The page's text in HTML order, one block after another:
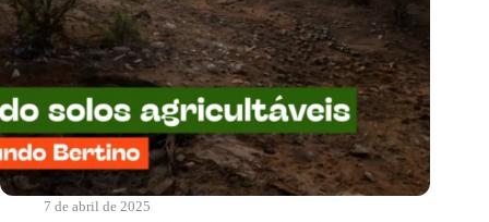
7 de abril de 2025